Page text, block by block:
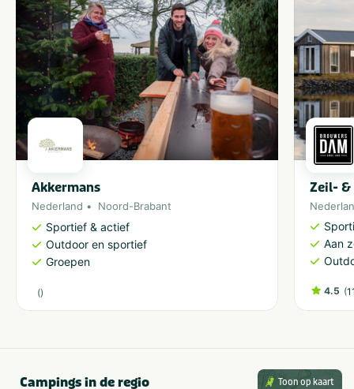
Akkermans
Nederland Noord-Brabant
Sportief & actief
Outdoor en sportief
Groepen
()
Zeil-
Aan
4.5 (
Campings in de regio Toon op kaart